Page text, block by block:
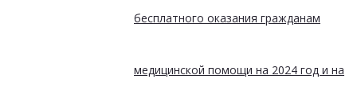
бесплатного оказания гражданам
медицинской помощи на 2024 год и на